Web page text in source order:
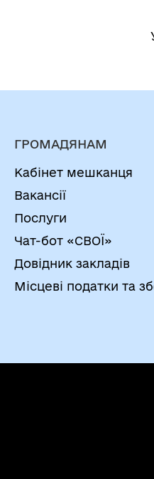
ГРОМАДЯНАМ
Кабінет мешканця
Вакансії
Послуги
Чат-бот «СВОЇ»
Довідник закладів
Місцеві податки та